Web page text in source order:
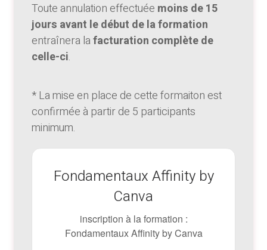
Toute annulation effectuée moins de 15
jours avant le début de la formation
entraînera lafacturation complète de
celle-ci.
* La mise en place de cette formaiton est
confirmée à partir de 5 participants
minimum.
Fondamentaux Affinity by
Canva
inscription à la formation :
Fondamentaux Affinity by Canva